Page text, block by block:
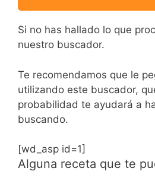
Si no has hallado lo que
nuestro buscador.
Te recomendamos que le
utilizando este buscador,
probabilidad te ayudará a
buscando.
[wd_asp id=1]
Alguna receta que te